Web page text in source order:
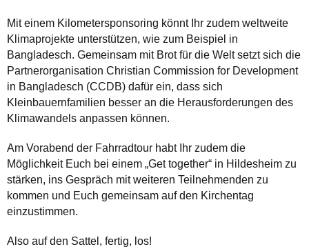
Mit einem Kilometersponsoring könnt Ihr zudem weltweite
Klimaprojekte unterstützen, wie zum Beispiel in
Bangladesch. Gemeinsam mit Brot für die Welt setzt sich die
Partnerorganisation Christian Commission for Development
in Bangladesch (CCDB) dafür ein, dass sich
Kleinbauernfamilien besser an die Herausforderungen des
Klimawandels anpassen können.
Am Vorabend der Fahrradtour habt Ihr zudem die
Möglichkeit Euch bei einem „Get together“ in Hildesheim zu
stärken, ins Gespräch mit weiteren Teilnehmenden zu
kommen und Euch gemeinsam auf den Kirchentag
einzustimmen.
Also auf den Sattel, fertig, los!